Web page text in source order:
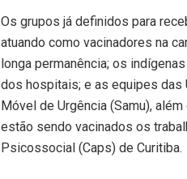
Os grupos já definidos para
atuando como vacinadores na
longa permanência; os
dos hospitais; e as equipes das
Móvel de Urgência (Samu),
estão sendo vacinados os
Psicossocial (Caps) de Curitiba.